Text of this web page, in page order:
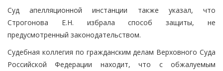
Суд апелляционной инстанции также указал, что
Строгонова Е.Н. избрала способ защиты, не
предусмотренный законодательством.
Судебная коллегия по гражданским делам Верховного Суда
Российской Федерации находит, что с обжалуемым